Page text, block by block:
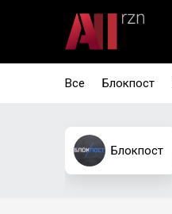
Все Блокпост
Блокпост